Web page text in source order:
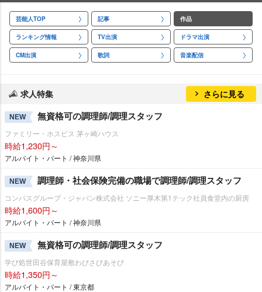
芸能人TOP 記事 作品
ランキング情報 TV出演 ドラマ出演
CM出演 歌詞 音楽配信
求人特集 さらに見る
NEW 無資格可の調理師/調理スタッフ
ファミリー・ホスピス 茅ヶ崎ハウス
時給1,230円～
アルバイト・パート / 神奈川県
NEW 調理師・社会保険完備の職場で調理師/調理スタッフ
コンパスグループ・ジャパン株式会社 ソニー厚木第1テック社員食堂内の厨房
時給1,600円～
アルバイト・パート / 神奈川県
NEW 無資格可の調理師/調理スタッフ
学び処世田谷保育屋敷わびさびあそび
時給1,350円～
アルバイト・パート / 東京都